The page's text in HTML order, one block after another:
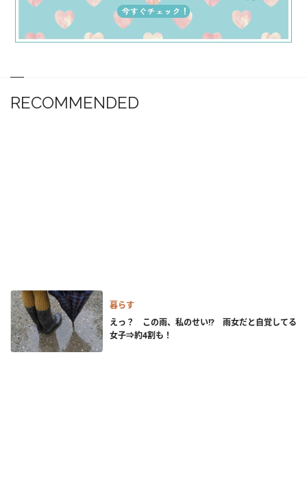
RECOMMENDED
暮らす
えっ？ この雨、私のせい!? 雨女だと自覚してる
女子⇒約4割も！